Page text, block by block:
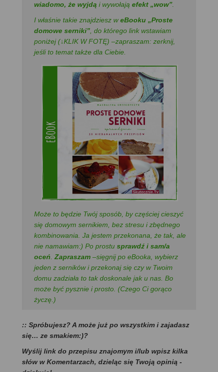
wiadomo, że wyjdą i wywołają efekt „wow”.
I właśnie takie znajdziesz weBooku „Proste
domowe serniki”, do którego link wstawiam
poniżej (↓KLIK W FOTĘ) –zapraszam: zerknij,
jeśli to temat także dla Ciebie.
Może to będzie Twój sposób, by częściej cieszyć
się domowym sernikiem, bez stresu i zbędnego
kombinowania. Ja jestem przekonana, że tak, ale
nie namawiam:) Po prostu sprawdź i sam/a
oceń.Zapraszam –sięgnij po eBooka, wybierz
jeden z serników i przekonaj się czy w Twoim
domu zadziała to tak doskonale jak u nas. Bo
może być pysznie i prosto. (Czego Ci gorąco
życzę.)
:: Spróbujesz? A może już po wszystkim i zajadasz
się… ze smakiem:)?
Wyślij link do przepisu znajomym i/lub wpisz kilka
słów w Komentarzach, dzieląc się Twoją opinią -